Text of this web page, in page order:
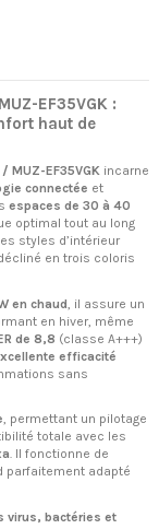
EF35VGK :
haut de
MUZ-EF35VGK incarne
connectée et
espaces de 30 à 40
optimal tout au long
styles d’intérieur
en trois coloris
en chaud , il assure un
en hiver, même
de 8,8 (classe A+++)
efficacité
sans
, permettant un pilotage
totale avec les
. Il fonctionne de
parfaitement adapté
virus, bactéries et